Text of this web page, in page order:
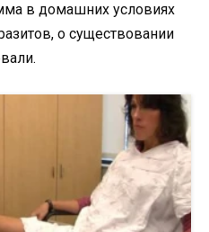
в домашних условиях
о существовании